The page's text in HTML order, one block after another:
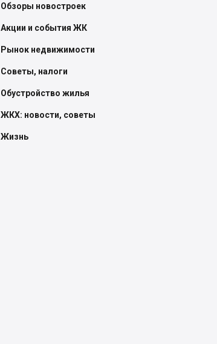
Обзоры новостроек
Акции и события ЖК
Рынок недвижимости
Советы, налоги
Обустройство жилья
ЖКХ: новости, советы
Жизнь